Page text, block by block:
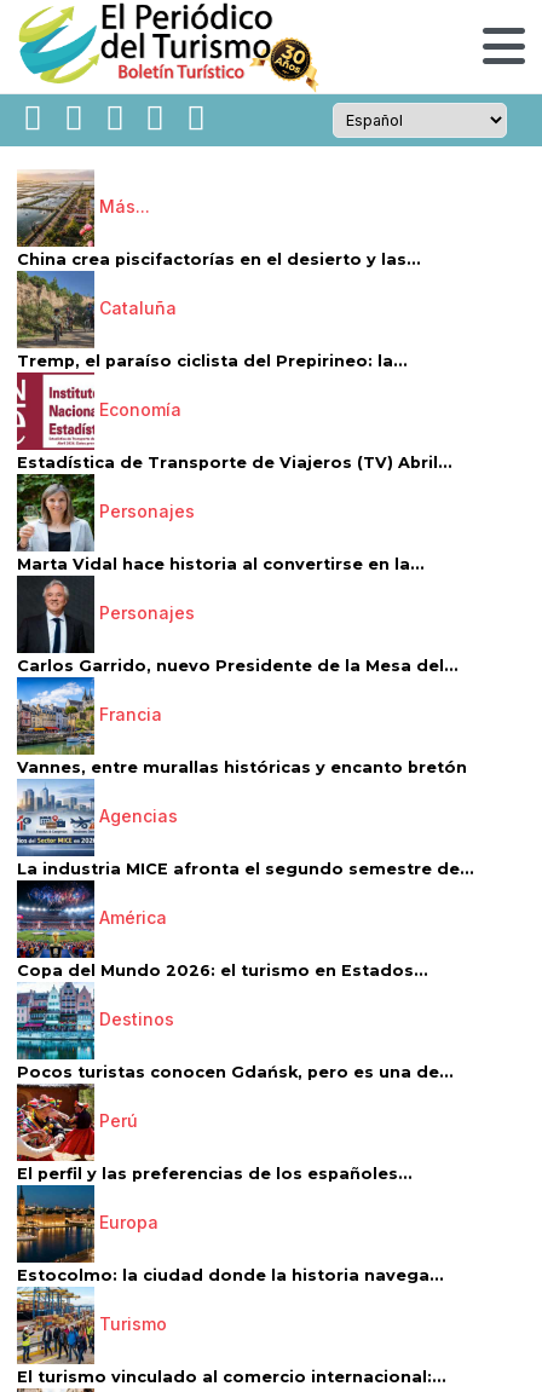
Más...
China crea piscifactorías en el desierto y las...
Cataluña
Tremp, el paraíso ciclista del Prepirineo: la...
Economía
Estadística de Transporte de Viajeros (TV) Abril...
Personajes
Marta Vidal hace historia al convertirse en la...
Personajes
Carlos Garrido, nuevo Presidente de la Mesa del...
Francia
Vannes, entre murallas históricas y encanto bretón
Agencias
La industria MICE afronta el segundo semestre de...
América
Copa del Mundo 2026: el turismo en Estados...
Destinos
Pocos turistas conocen Gdańsk, pero es una de...
Perú
El perfil y las preferencias de los españoles...
Europa
Estocolmo: la ciudad donde la historia navega...
Turismo
El turismo vinculado al comercio internacional:...